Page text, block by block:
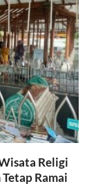
Religi
Ramai